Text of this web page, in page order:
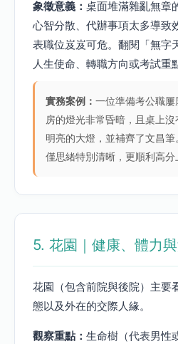
象徵意義： 桌面堆滿雜亂無章
心智分散、代辦事項太多導致
表職位岌岌可危。翻閱「無字
人生使命、轉職方向或考試重
實務案例： 一位準備考公職
房的燈光非常昏暗，且桌上
明亮的大燈，並補齊了文昌
僅思緒特別清晰，更順利高分
5. 花園｜健康、體力
花園（包含前院與後院）主要
態以及外在的交際人緣。
觀察重點： 生命樹（代表男性